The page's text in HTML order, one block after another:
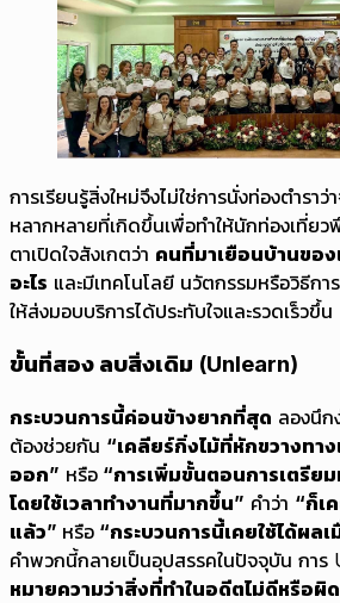
การเรียนรู้สิ่งใหม่จึงไม่ใช่การนั่งท่องตำราว่
หลากหลายที่เกิดขึ้นเพื่อทำให้นักท่องเที่ยว
ตาเปิดใจสังเกตว่า คนที่มาเยือนบ้านของ
อะไร และมีเทคโนโลยี นวัตกรรมหรือวิธีกา
ให้ส่งมอบบริการได้ประทับใจและรวดเร็วขึ้น
ขั้นที่สอง ลบสิ่งเดิม (Unlearn)
กระบวนการนี้ค่อนข้างยากที่สุด ลองนึก
ต้องช่วยกัน “เคลียร์กิ่งไม้ที่หักขวางทา
ออก” หรือ “การเพิ่มขั้นตอนการเตรีย
โดยใช้เวลาทำงานที่มากขึ้น” คำว่า “ก็เ
แล้ว” หรือ “กระบวนการนี้เคยใช้ได้ผล
คำพวกนี้กลายเป็นอุปสรรคในปัจจุบัน การ
หมายความว่าสิ่งที่ทำในอดีตไม่ดีหรือผิด